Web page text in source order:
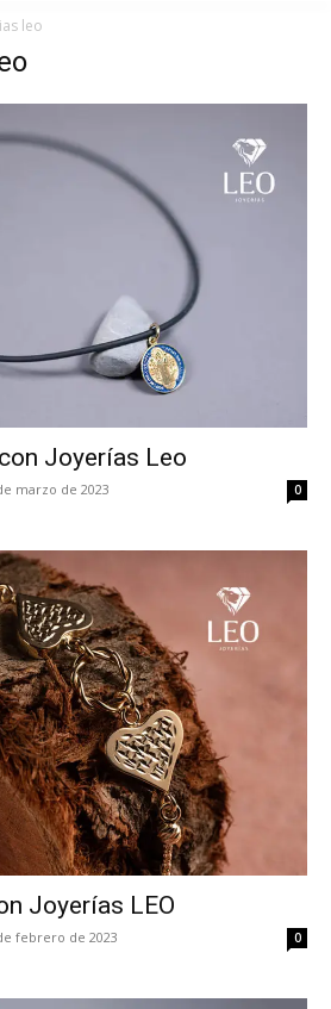
leo
Joyerías Leo
marzo de 2023 0
Joyerías LEO
febrero de 2023 0